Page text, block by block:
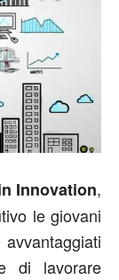
Innovation,
le giovani
di lavorare